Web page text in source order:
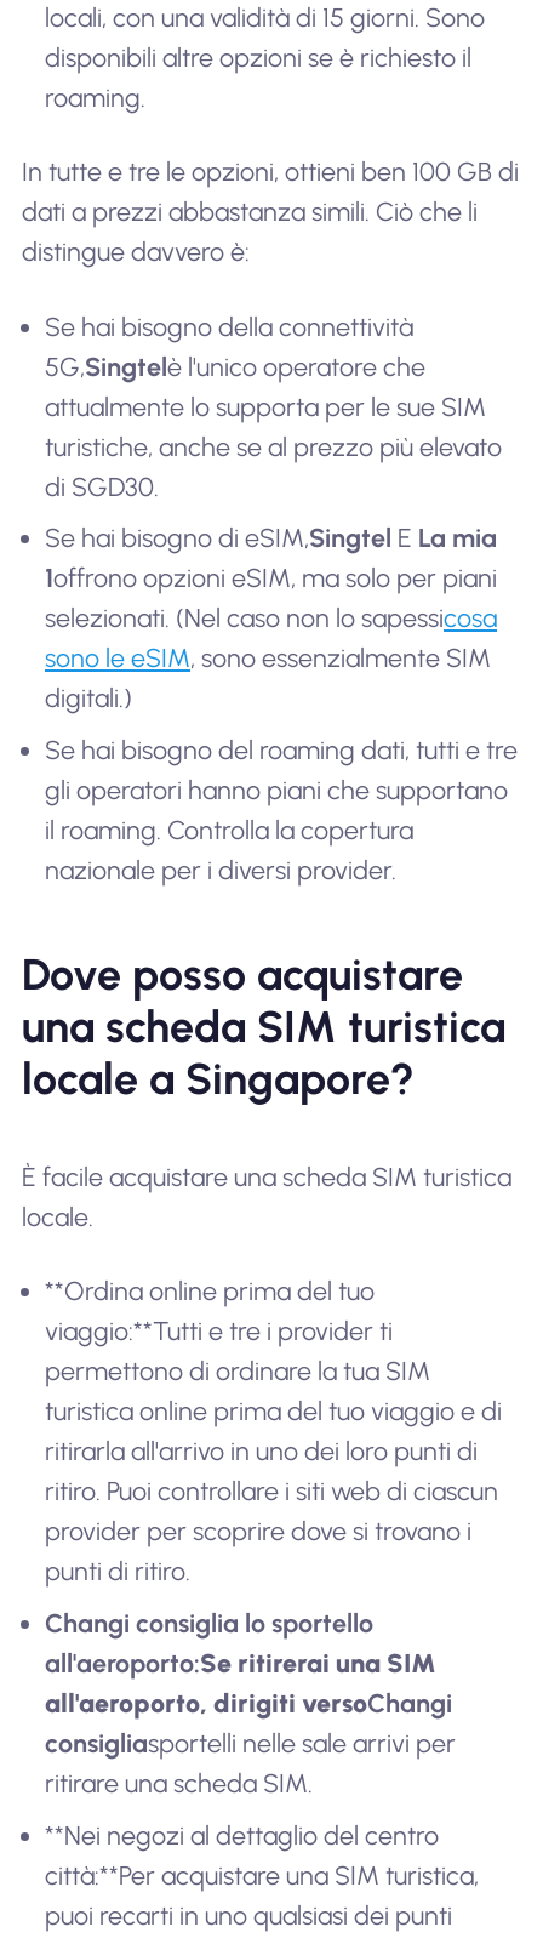
locali, con una validità di 15 giorni. Sono
disponibili altre opzioni se è richiesto il
roaming.
In tutte e tre le opzioni, ottieni ben 100 GB di
dati a prezzi abbastanza simili. Ciò che li
distingue davvero è:
Se hai bisogno della connettività
5G,Singtelè l'unico operatore che
attualmente lo supporta per le sue SIM
turistiche, anche se al prezzo più elevato
di SGD30.
Se hai bisogno di eSIM,Singtel E La mia
1offrono opzioni eSIM, ma solo per piani
selezionati. (Nel caso non lo sapessicosa
sono le eSIM, sono essenzialmente SIM
digitali.)
Se hai bisogno del roaming dati, tutti e tre
gli operatori hanno piani che supportano
il roaming. Controlla la copertura
nazionale per i diversi provider.
Dove posso acquistare
una scheda SIM turistica
locale a Singapore?
È facile acquistare una scheda SIM turistica
locale.
**Ordina online prima del tuo
viaggio:**Tutti e tre i provider ti
permettono di ordinare la tua SIM
turistica online prima del tuo viaggio e di
ritirarla all'arrivo in uno dei loro punti di
ritiro. Puoi controllare i siti web di ciascun
provider per scoprire dove si trovano i
punti di ritiro.
Changi consiglia lo sportello
all'aeroporto:Se ritirerai una SIM
all'aeroporto, dirigiti versoChangi
consigliasportelli nelle sale arrivi per
ritirare una scheda SIM.
**Nei negozi al dettaglio del centro
città:**Per acquistare una SIM turistica,
puoi recarti in uno qualsiasi dei punti